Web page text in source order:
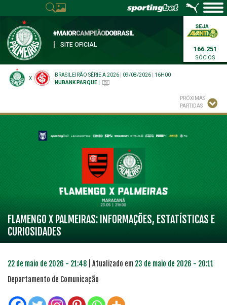
SITE OFICIAL
166.251
SÓCIOS
X
BRASILEIRÃO SÉRIE A 2026 09/08/2026
16H00
NUBANK PARQUE
PRÓXIMAS
PARTIDAS
FLAMENGO X PALMEIRAS: INFORMAÇÕES, ESTATÍSTICAS E
CURIOSIDADES
22 de maio de 2026 - 21:48 | Atualizado em 23 de maio de 2026 - 20:11
Departamento de Comunicação